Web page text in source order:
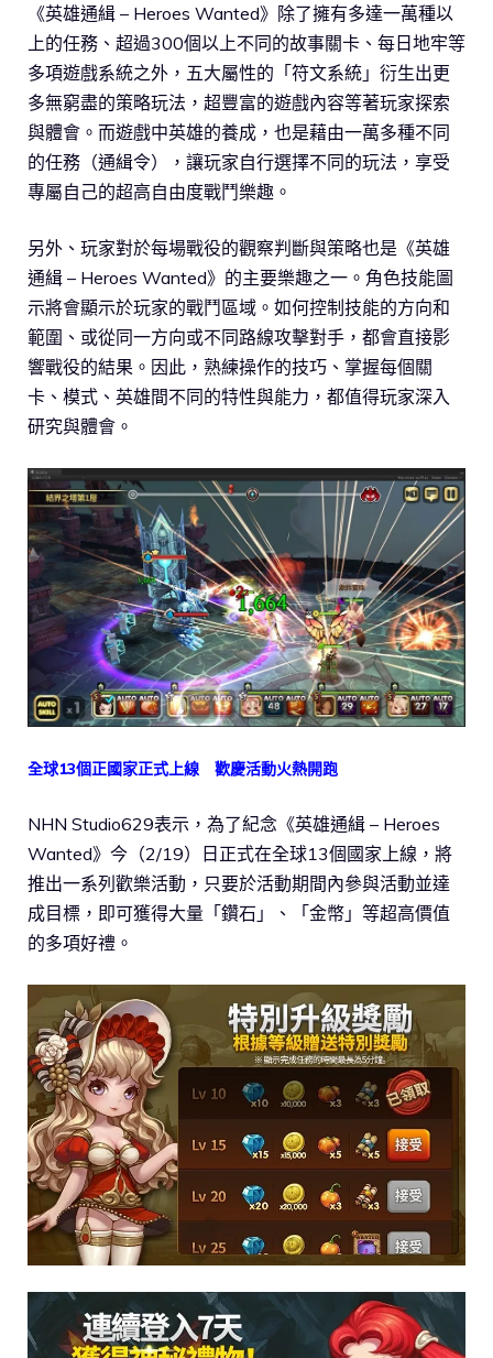
《英雄通緝 – Heroes Wanted》除了擁有多達一萬種以
上的任務、超過300個以上不同的故事關卡、每日地牢等
多項遊戲系統之外，五大屬性的「符文系統」衍生出更
多無窮盡的策略玩法，超豐富的遊戲內容等著玩家探索
與體會。而遊戲中英雄的養成，也是藉由一萬多種不同
的任務（通緝令），讓玩家自行選擇不同的玩法，享受
專屬自己的超高自由度戰鬥樂趣。
另外、玩家對於每場戰役的觀察判斷與策略也是《英雄
通緝 – Heroes Wanted》的主要樂趣之一。角色技能圖
示將會顯示於玩家的戰鬥區域。如何控制技能的方向和
範圍、或從同一方向或不同路線攻擊對手，都會直接影
響戰役的結果。因此，熟練操作的技巧、掌握每個關
卡、模式、英雄間不同的特性與能力，都值得玩家深入
研究與體會。
全球13個正國家正式上線 歡慶活動火熱開跑
NHN Studio629表示，為了紀念《英雄通緝 – Heroes
Wanted》今（2/19）日正式在全球13個國家上線，將
推出一系列歡樂活動，只要於活動期間內參與活動並達
成目標，即可獲得大量「鑽石」、「金幣」等超高價值
的多項好禮。